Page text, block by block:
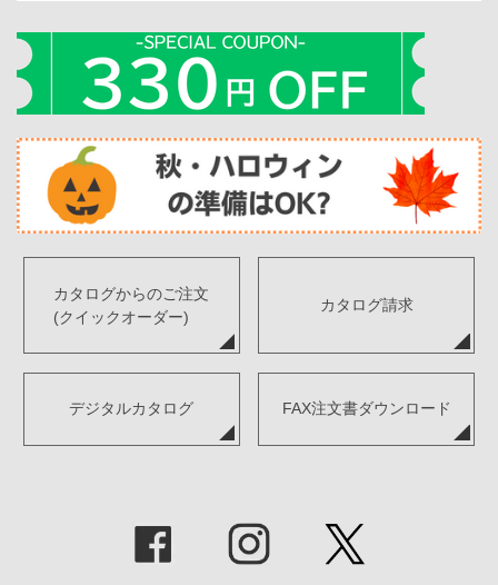
カタログからのご注文
(クイックオーダー)
カタログ請求
デジタルカタログ FAX注文書ダウンロード